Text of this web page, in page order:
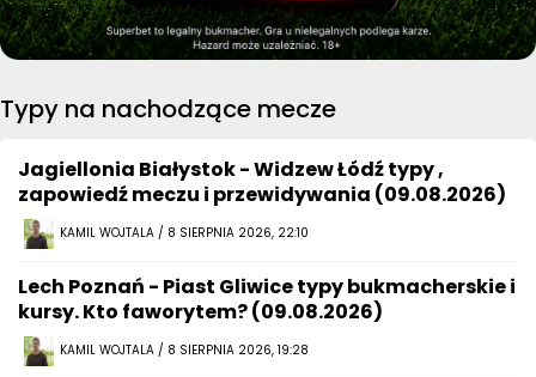
Typy na nachodzące mecze
Jagiellonia Białystok - Widzew Łódź typy ,
zapowiedź meczu i przewidywania (09.08.2026)
KAMIL WOJTALA / 8 SIERPNIA 2026, 22:10
Lech Poznań - Piast Gliwice typy bukmacherskie i
kursy. Kto faworytem? (09.08.2026)
KAMIL WOJTALA / 8 SIERPNIA 2026, 19:28